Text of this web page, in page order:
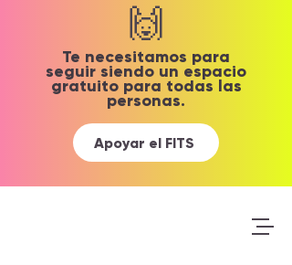
🙌
Te necesitamos para
seguir siendo un espacio
gratuito para todas las
personas.
Apoyar el FITS